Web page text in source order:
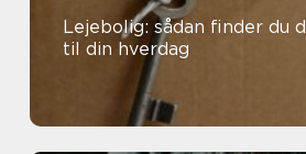
Lejebolig: sådan finder du
til din hverdag